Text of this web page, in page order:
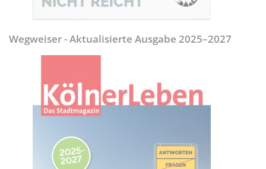
Wegweiser - Aktualisierte Ausgabe 2025–2027